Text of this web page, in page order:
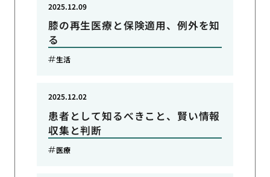
膝の再生医療と保険適用、例外を知
る
2025.12.09
生活
患者として知るべきこと、賢い情報
収集と判断
2025.12.02
医療